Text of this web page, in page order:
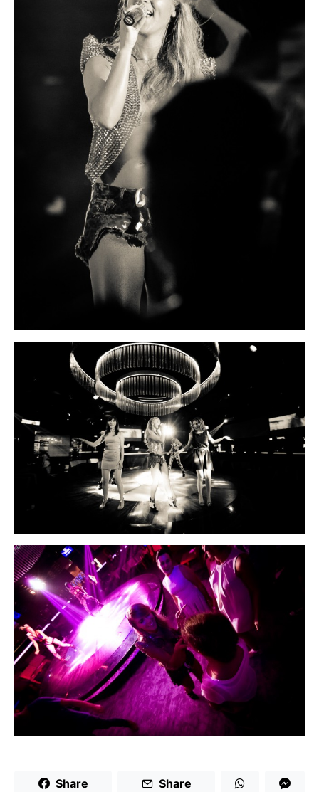
Share Share